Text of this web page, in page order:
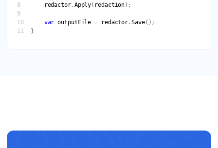
redactor.Apply( redaction
var outputFile = redactor .Save